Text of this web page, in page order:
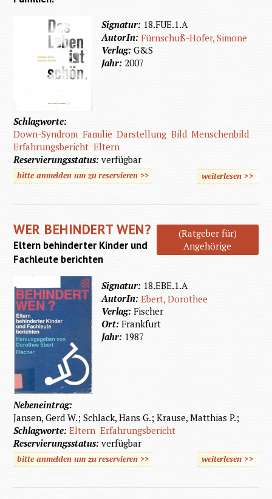
Signatur: 18.FUE.1.A
AutorIn:Fürnschuß-Hofer, Simone
Verlag:G&S
Jahr: 2007
Schlagworte:
Down-Syndrom Familie Darstellung Bild Menschenbild
Erfahrungsbericht Eltern
Reservierungsstatus:verfügbar
bitte anmelden um zu reservieren >> weiterlesen
über
>>
WER BEHINDERT WEN?
(Ratgeber für)
Angehörige
Eltern behinderter Kinder und
Fachleute berichten
Signatur: 18.EBE.1.A
AutorIn:Ebert, Dorothee
Verlag:Fischer
Ort:Frankfurt
Jahr: 1987
Nebeneintrag:
Jansen, Gerd W.; Schlack, Hans G.; Krause, Matthias P.;
Schlagworte:Eltern Erfahrungsbericht
Reservierungsstatus:verfügbar
bitte anmelden um zu reservieren >> weiterlesen über
>>